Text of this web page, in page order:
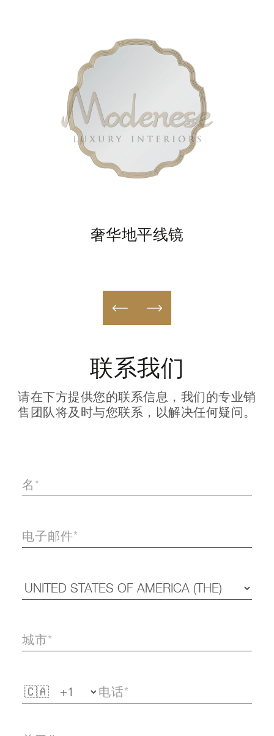
奢华地平线镜
联系我们
请在下方提供您的联系信息，我们的专业销
售团队将及时与您联系，以解决任何疑问。